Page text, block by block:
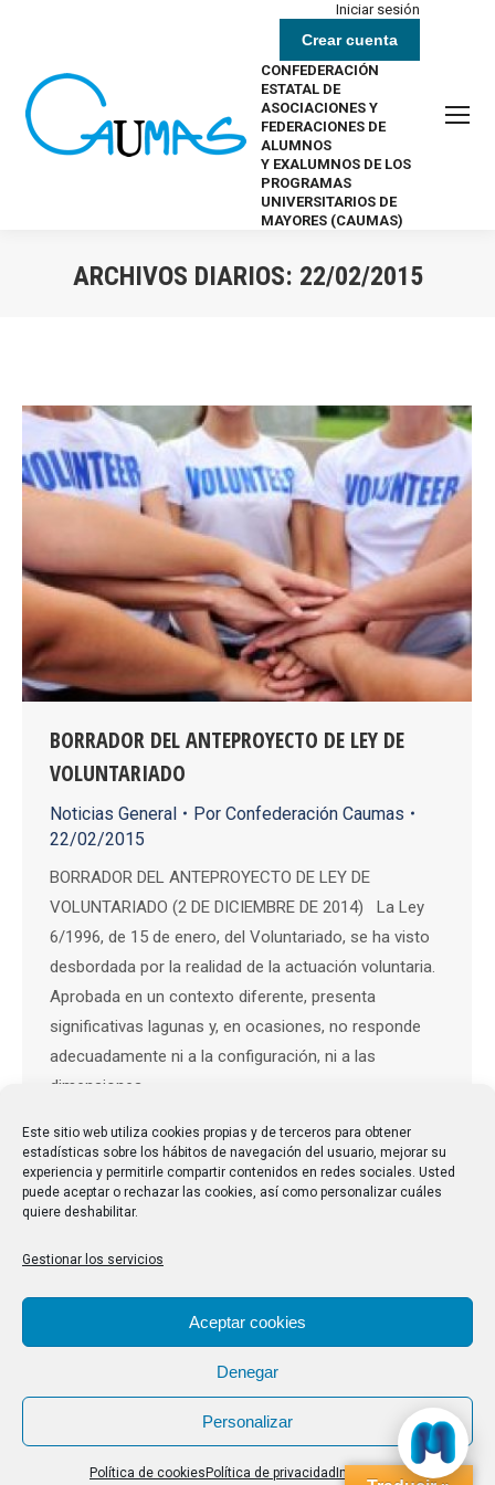
Este sitio web utiliza cookies propias y de terceros para obtener
estadísticas sobre los hábitos de navegación del usuario, mejorar su
experiencia y permitirle compartir contenidos en redes sociales. Usted
puede aceptar o rechazar las cookies, así como personalizar cuáles
quiere deshabilitar.
Gestionar los servicios
Aceptar cookies
Denegar
Personalizar
Política de cookies Política de privacidad Impressum
Iniciar sesión
Crear cuenta
CONFEDERACIÓN
ESTATAL DE
ASOCIACIONES Y
FEDERACIONES DE
ALUMNOS
Y EXALUMNOS DE LOS
PROGRAMAS
UNIVERSITARIOS DE
MAYORES (CAUMAS)
ARCHIVOS DIARIOS: 22/02/2015
BORRADOR DEL ANTEPROYECTO DE LEY DE
VOLUNTARIADO
Noticias General Por Confederación Caumas
22/02/2015
BORRADOR DEL ANTEPROYECTO DE LEY DE
VOLUNTARIADO (2 DE DICIEMBRE DE 2014) La Ley
6/1996, de 15 de enero, del Voluntariado, se ha visto
desbordada por la realidad de la actuación voluntaria.
Aprobada en un contexto diferente, presenta
significativas lagunas y, en ocasiones, no responde
adecuadamente ni a la configuración, ni a las
dimensiones…